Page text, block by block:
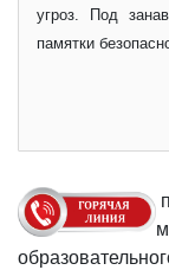
угроз. Под
памятки